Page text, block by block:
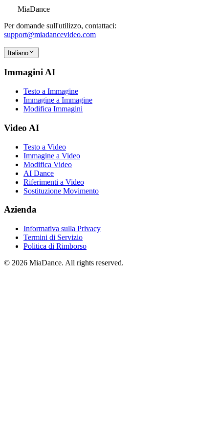
MiaDance
Per domande sull'utilizzo, contattaci:
support@miadancevideo.com
Italiano
Immagini AI
Testo a Immagine
Immagine a Immagine
Modifica Immagini
Video AI
Testo a Video
Immagine a Video
Modifica Video
AI Dance
Riferimenti a Video
Sostituzione Movimento
Azienda
Informativa sulla Privacy
Termini di Servizio
Politica di Rimborso
© 2026 MiaDance. All rights reserved.